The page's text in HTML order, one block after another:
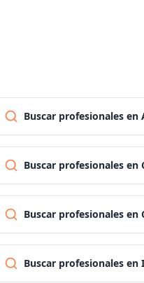
Buscar profesionales en
Buscar profesionales en
Buscar profesionales en
Buscar profesionales en